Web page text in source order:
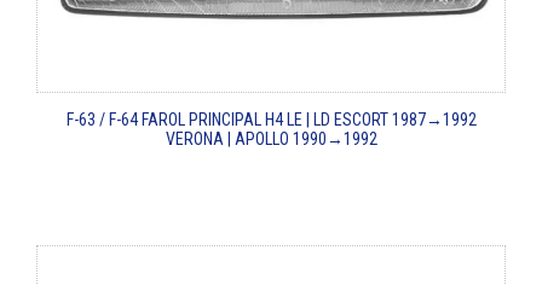
F-63 / F-64FAROL PRINCIPAL H4 LE | LD ESCORT 1987→1992
VERONA | APOLLO 1990→1992